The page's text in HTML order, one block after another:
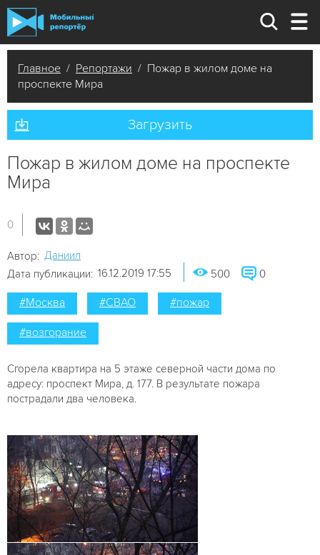
Главное / Репортажи / Пожар в жилом доме на
проспекте Мира
Загрузить
Пожар в жилом доме на проспекте
Мира
0
Автор: Даниил
Дата публикации: 16.12.2019 17:55 500 0
#Москва #СВАО #пожар
#возгорание
Сгорела квартира на 5 этаже северной части дома по
адресу: проспект Мира, д. 177. В результате пожара
пострадали два человека.